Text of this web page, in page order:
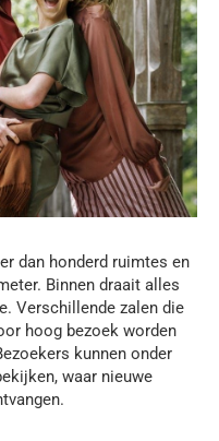
dan honderd ruimtes en
Binnen draait alles
Verschillende zalen die
hoog bezoek worden
kunnen onder
waar nieuwe